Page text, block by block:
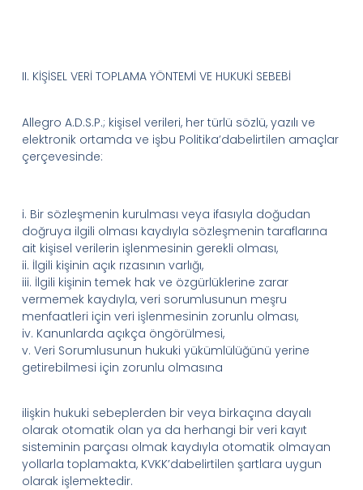
II. KİŞİSEL VERİ TOPLAMA YÖNTEMİ VE HUKUKİ SEBEBİ
Allegro A.D.S.P.; kişisel verileri, her türlü sözlü, yazılı ve
elektronik ortamda ve işbu Politika’dabelirtilen amaçlar
çerçevesinde:
i. Bir sözleşmenin kurulması veya ifasıyla doğudan
doğruya ilgili olması kaydıyla sözleşmenin taraflarına
ait kişisel verilerin işlenmesinin gerekli olması,
ii. İlgili kişinin açık rızasının varlığı,
iii. İlgili kişinin temek hak ve özgürlüklerine zarar
vermemek kaydıyla, veri sorumlusunun meşru
menfaatleri için veri işlenmesinin zorunlu olması,
iv. Kanunlarda açıkça öngörülmesi,
v. Veri Sorumlusunun hukuki yükümlülüğünü yerine
getirebilmesi için zorunlu olmasına
ilişkin hukuki sebeplerden bir veya birkaçına dayalı
olarak otomatik olan ya da herhangi bir veri kayıt
sisteminin parçası olmak kaydıyla otomatik olmayan
yollarla toplamakta, KVKK’dabelirtilen şartlara uygun
olarak işlemektedir.